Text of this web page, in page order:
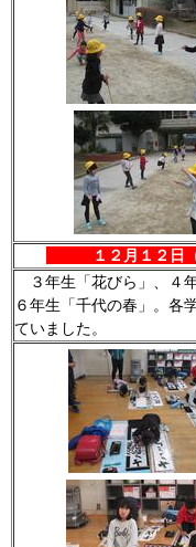
１２月１２
３年生「花びら」、４
６年生「千代の春」。各
ていました。